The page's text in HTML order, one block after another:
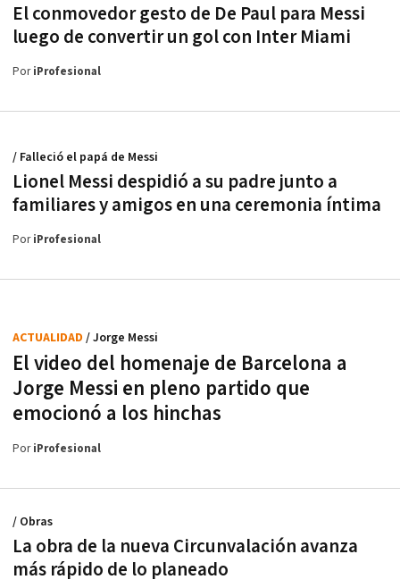
El conmovedor gesto de De Paul para Messi
luego de convertir un gol con Inter Miami
PoriProfesional
Lionel Messi despidió a su padre junto a
familiares y amigos en una ceremonia íntima
/ Falleció el papá de Messi
PoriProfesional
El video del homenaje de Barcelona a
Jorge Messi en pleno partido que
emocionó a los hinchas
ACTUALIDAD / Jorge Messi
PoriProfesional
La obra de la nueva Circunvalación avanza
más rápido de lo planeado
/ Obras